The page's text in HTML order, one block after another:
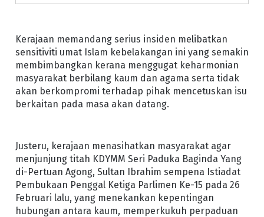
Kerajaan memandang serius insiden melibatkan
sensitiviti umat Islam kebelakangan ini yang semakin
membimbangkan kerana menggugat keharmonian
masyarakat berbilang kaum dan agama serta tidak
akan berkompromi terhadap pihak mencetuskan isu
berkaitan pada masa akan datang.
Justeru, kerajaan menasihatkan masyarakat agar
menjunjung titah KDYMM Seri Paduka Baginda Yang
di-Pertuan Agong, Sultan Ibrahim sempena Istiadat
Pembukaan Penggal Ketiga Parlimen Ke-15 pada 26
Februari lalu, yang menekankan kepentingan
hubungan antara kaum, memperkukuh perpaduan